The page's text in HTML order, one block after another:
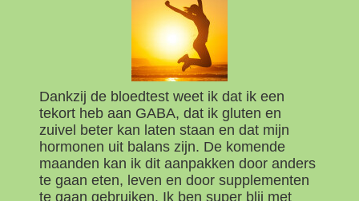
Dankzij de bloedtest weet ik dat ik een
tekort heb aan GABA, dat ik gluten en
zuivel beter kan laten staan en dat mijn
hormonen uit balans zijn. De komende
maanden kan ik dit aanpakken door anders
te gaan eten, leven en door supplementen
te gaan gebruiken. Ik ben super blij met